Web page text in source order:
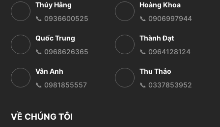
Thúy Hằng
📞 0936600525
Hoàng Khoa
📞 0906997944
Quốc Trung
📞 0968626365
Thành Đạt
📞 0964128124
Vân Anh
📞 0981855557
Thu Thảo
📞 0337853952
VỀ CHÚNG TÔI